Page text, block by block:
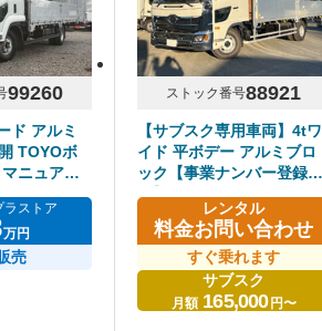
99260
ド アルミ
TOYOボ
ニュアル
ラストア
万円
売
ストック番号88921
【サブスク専用車両】4tワ
イド 平ボデー アルミブロ
ック【事業ナンバー登録
可】
レンタル
料金お問い合わせ
すぐ乗れます
サブスク
月額 165,000 円〜